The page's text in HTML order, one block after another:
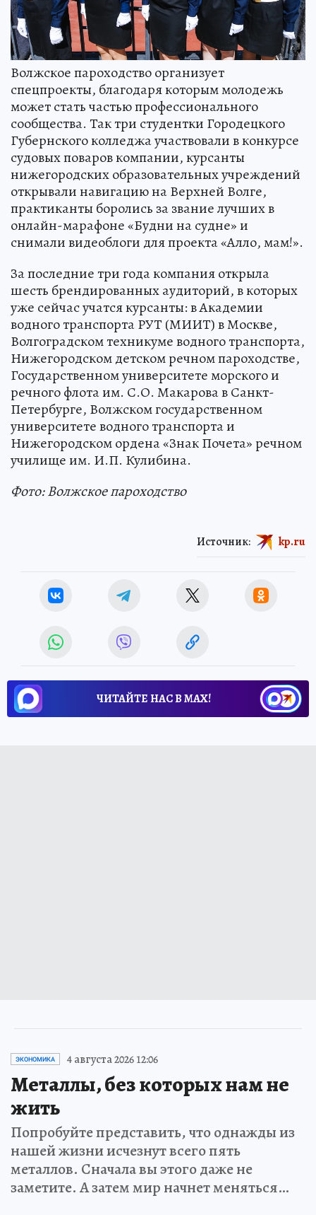
Волжское пароходство организует
спецпроекты, благодаря которым молодежь
может стать частью профессионального
сообщества. Так три студентки Городецкого
Губернского колледжа участвовали в конкурсе
судовых поваров компании, курсанты
нижегородских образовательных учреждений
открывали навигацию на Верхней Волге,
практиканты боролись за звание лучших в
онлайн-марафоне «Будни на судне» и
снимали видеоблоги для проекта «Алло, мам!».
За последние три года компания открыла
шесть брендированных аудиторий, в которых
уже сейчас учатся курсанты: в Академии
водного транспорта РУТ (МИИТ) в Москве,
Волгоградском техникуме водного транспорта,
Нижегородском детском речном пароходстве,
Государственном университете морского и
речного флота им. С.О. Макарова в Санкт-
Петербурге, Волжском государственном
университете водного транспорта и
Нижегородском ордена «Знак Почета» речном
училище им. И.П. Кулибина.
Фото: Волжское пароходство
Источник: kp.ru
ЧИТАЙТЕ НАС В МАХ!
ЭКОНОМИКА 4 августа 2026 12:06
Металлы, без которых нам не
жить
Попробуйте представить, что однажды из
нашей жизни исчезнут всего пять
металлов. Сначала вы этого даже не
заметите. А затем мир начнет меняться…